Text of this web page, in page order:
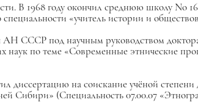
В 1968 году окончил среднюю школу No
«учитель истории и
СССР под научным руководством
наук по теме «Современные этнические
на соискание учёной степени
Сибири» (Специальность 07.00.07